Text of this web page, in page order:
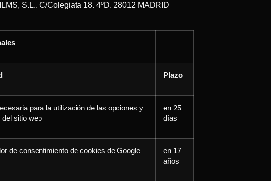
S.L.. C/Colegiata 18. 4ºD. 28012 MADRID
Plazo
para la utilización de las opciones y
sitio web
en 25
días
de consentimiento de cookies de Google
en 17
años